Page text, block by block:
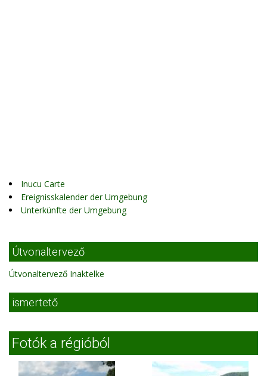
Inucu Carte
Ereignisskalender der Umgebung
Unterkünfte der Umgebung
Útvonaltervező
Útvonaltervező Inaktelke
ismertető
Fotók a régióból